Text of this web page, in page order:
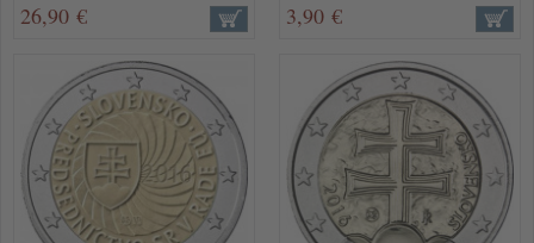
26,90 € 3,90 €